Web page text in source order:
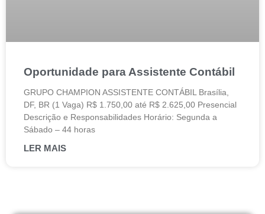
Oportunidade para Assistente Contábil
GRUPO CHAMPION ASSISTENTE CONTÁBIL Brasília,
DF, BR (1 Vaga) R$ 1.750,00 até R$ 2.625,00 Presencial
Descrição e Responsabilidades Horário: Segunda a
Sábado – 44 horas
LER MAIS